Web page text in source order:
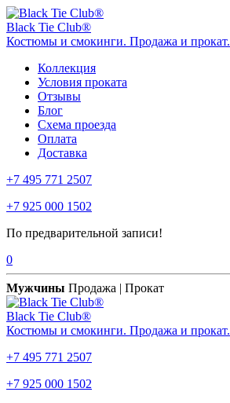
Black Tie Club®
Костюмы и смокинги. Продажа и прокат.
Коллекция
Условия проката
Отзывы
Блог
Схема проезда
Оплата
Доставка
+7 495 771 2507
+7 925 000 1502
По предварительной записи!
0
Мужчины Продажа | Прокат
Black Tie Club®
Костюмы и смокинги. Продажа и прокат.
+7 495 771 2507
+7 925 000 1502